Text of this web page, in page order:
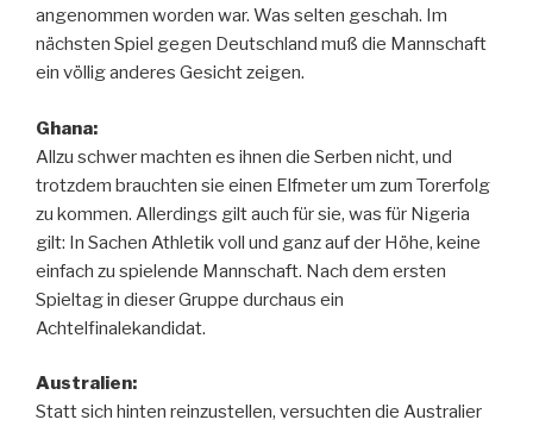
angenommen worden war. Was selten geschah. Im
nächsten Spiel gegen Deutschland muß die Mannschaft
ein völlig anderes Gesicht zeigen.
Ghana:
Allzu schwer machten es ihnen die Serben nicht, und
trotzdem brauchten sie einen Elfmeter um zum Torerfolg
zu kommen. Allerdings gilt auch für sie, was für Nigeria
gilt: In Sachen Athletik voll und ganz auf der Höhe, keine
einfach zu spielende Mannschaft. Nach dem ersten
Spieltag in dieser Gruppe durchaus ein
Achtelfinalekandidat.
Australien:
Statt sich hinten reinzustellen, versuchten die Australier